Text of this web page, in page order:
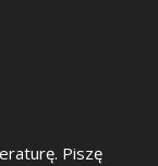
Piszę